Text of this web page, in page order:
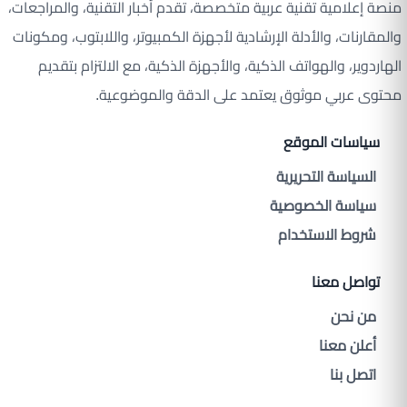
منصة إعلامية تقنية عربية متخصصة، تقدم أخبار التقنية، والمراجعات،
والمقارنات، والأدلة الإرشادية لأجهزة الكمبيوتر، واللابتوب، ومكونات
الهاردوير، والهواتف الذكية، والأجهزة الذكية، مع الالتزام بتقديم
محتوى عربي موثوق يعتمد على الدقة والموضوعية.
سياسات الموقع
السياسة التحريرية
سياسة الخصوصية
شروط الاستخدام
تواصل معنا
من نحن
أعلن معنا
اتصل بنا